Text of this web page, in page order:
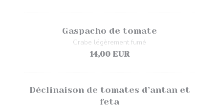
Gaspacho de tomate
Crabe légèrement fumé
14,00 EUR
Déclinaison de tomates d’antan et
feta